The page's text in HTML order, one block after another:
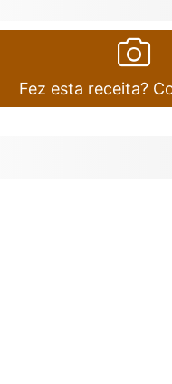
Fez esta receita?